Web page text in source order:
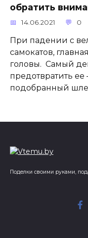
обратить
14.06.2021 0
При падении с
самокатов,
головы. Самый
предотвратить ее
подобранный
Поделки своими руками,